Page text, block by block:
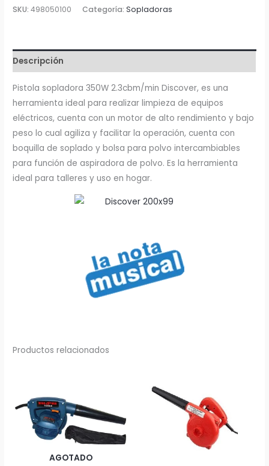
13000RPM
cantidad
SKU:498050100 Categoría:Sopladoras
Descripción
Pistola sopladora 350W 2.3cbm/min Discover, es una
herramienta ideal para realizar limpieza de equipos
eléctricos, cuenta con un motor de alto rendimiento y bajo
peso lo cual agiliza y facilitar la operación, cuenta con
boquilla de soplado y bolsa para polvo intercambiables
para función de aspiradora de polvo. Es la herramienta
ideal para talleres y uso en hogar.
Productos relacionados
AGOTADO